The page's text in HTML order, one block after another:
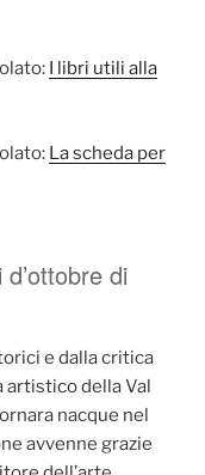
I libri utili alla
La scheda per
di
e dalla critica
della Val
nacque nel
avvenne grazie